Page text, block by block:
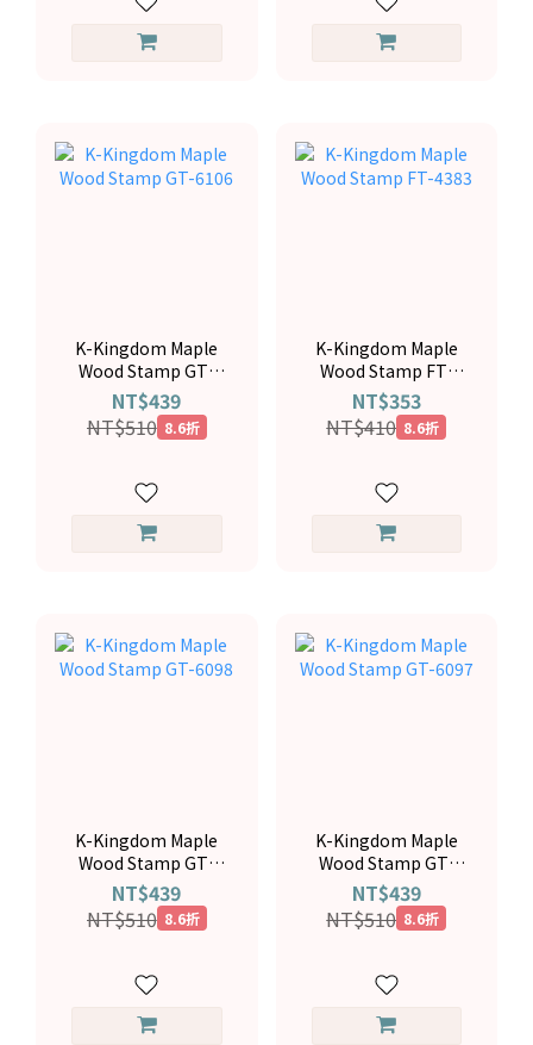
K-Kingdom Maple
Wood Stamp GT-
6106
NT$439
NT$510 8.6折
K-Kingdom Maple
Wood Stamp FT-
4383
NT$353
NT$410 8.6折
K-Kingdom Maple
Wood Stamp GT-
6098
NT$439
NT$510 8.6折
K-Kingdom Maple
Wood Stamp GT-
6097
NT$439
NT$510 8.6折